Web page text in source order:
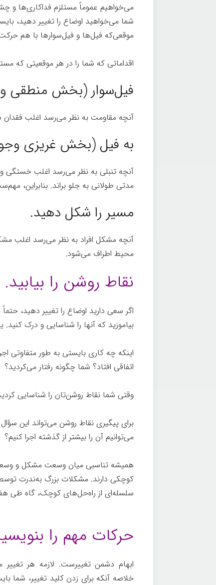
می‌خواهیم عموماً مستلزم فداکاری‌ها و
شما می‌خواهید اوضاع را تغییر دهید،
موقعی‌که فیل‌ها و فیل‌سوارها با هم
اقداماتی که شما را در هر موقعیتی که
فیل‌سوار (بخش منطقی
آنچه مقاومت به نظر می‌رسد اغلب فقدان
به فیل (بخش غریزی
آنچه تنبلی به نظر می‌رسد اغلب خستگی و
مدتی طولانی به جلو براند. بنابراین،
مسیر را شکل دهید.
آنچه مشکل افراد به نظر می‌رسد
محیط اطراف می‌شود.
نقاط روشن را بیابید.
اگر سعی دارید اوضاع را تغییر دهید،
بیاموزید که آنها را شناسایی و درک کنید.
اینکه چه کاری بایستی به طور متفاوتی
اتفاقی افتاد؟ شما چگونه رفتار می‌کردید؟
وقتی شما نقاط روشن‌تان را شناسایی
برای پیگیری نقاط روشن می‌تواند این
می‌توانیم آن را بیشتر از گذشته اجرا کنیم؟
همیشه تناسبی میان وسعت مشکل و
کوچکی دارند. مشکلات بزرگ به‌ندرت
سلسله‌ای از راه‌حل‌های کوچک، گاه طی
حرکات مهم را
ابهام دشمن تغییرست. لازمه هر
خلاصه آنکه برای زدن کلید تغییر، شما